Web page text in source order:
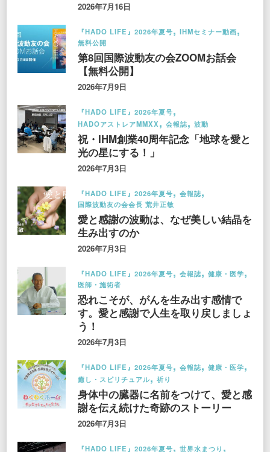
2026年7月16日
『HADO LIFE』2026年夏号
IHMセミナー動画
無料公開
第8回国際波動友の会ZOOMお話会
【無料公開】
2026年7月9日
『HADO LIFE』2026年夏号
HADOアストレアMMXX
会報誌 波動
祝・IHM創業40周年記念「地球を愛と
光の星にする！」
2026年7月3日
『HADO LIFE』2026年夏号
会報誌
国際波動友の会会長 荒井正敏
愛と感謝の波動は、なぜ美しい結晶を
生み出すのか
2026年7月3日
『HADO LIFE』2026年夏号 会報誌
健康・医学
医師・施術者
恐れこそが、がんを生み出す感情で
す。愛と感謝で人生を取り戻しましょ
う！
2026年7月3日
『HADO LIFE』2026年夏号 会報誌
健康・医学
癒し・スピリチュアル
祈り
身体中の臓器に名前をつけて、愛と感
謝を伝え続けた奇跡のストーリー
2026年7月3日
『HADO LIFE』2026年夏号 世界水まつり